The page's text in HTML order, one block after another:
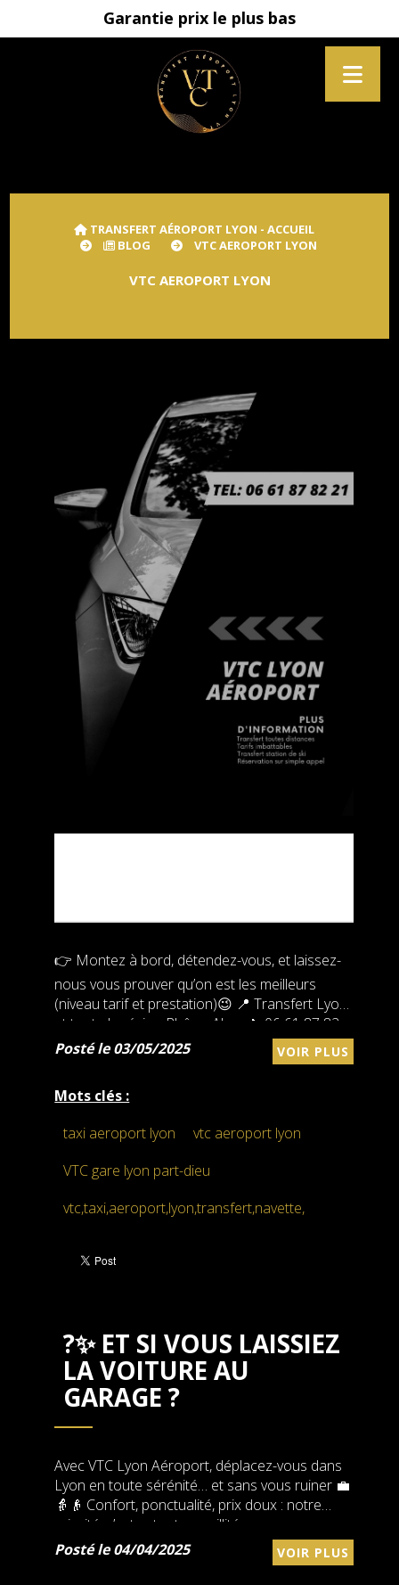
Garantie prix le plus bas
TRANSFERT AÉROPORT LYON - ACCUEIL
BLOG
VTC AEROPORT LYON
VTC AEROPORT LYON
👉 Montez à bord, détendez-vous, et laissez-
nous vous prouver qu’on est les meilleurs
(niveau tarif et prestation)😉 📍 Transfert Lyon
et toute la région Rhône-Alpes 📞￼⁨06 61 87 82
21⁩ Réservation simple, rapide et sans carte
Posté le 03/05/2025 VOIR PLUS
Mots clés :
taxi aeroport lyon
vtc aeroport lyon
VTC gare lyon part-dieu
vtc,taxi,aeroport,lyon,transfert,navette,
?✨ ET SI VOUS LAISSIEZ
LA VOITURE AU
GARAGE ?
Avec VTC Lyon Aéroport, déplacez-vous dans
Lyon en toute sérénité… et sans vous ruiner 💼
👵👴 Confort, ponctualité, prix doux : notre
priorité, c’est votre tranquillité.
Posté le 04/04/2025
VOIR PLUS